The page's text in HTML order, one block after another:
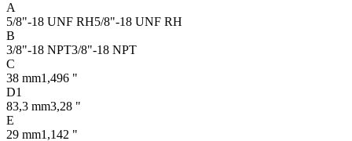
A
5/8"-18 UNF RH5/8"-18 UNF RH
B
3/8"-18 NPT3/8"-18 NPT
C
38 mm1,496 "
D1
83,3 mm3,28 "
E
29 mm1,142 "